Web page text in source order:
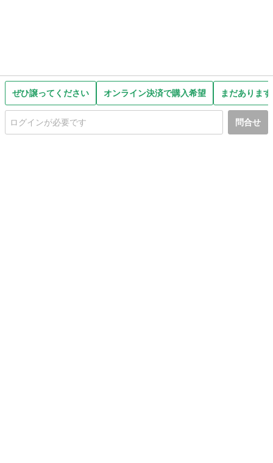
ぜひ譲ってください オンライン決済で購入希望 まだありま
問合せ